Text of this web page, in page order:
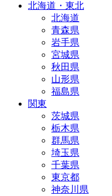
北海道・東北
北海道
青森県
岩手県
宮城県
秋田県
山形県
福島県
関東
茨城県
栃木県
群馬県
埼玉県
千葉県
東京都
神奈川県